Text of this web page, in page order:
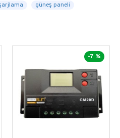
SEPETE
ARAYARAK
ALABILIRSINIZ.
DESTEK ALMAK
güneş paneli
-7 %